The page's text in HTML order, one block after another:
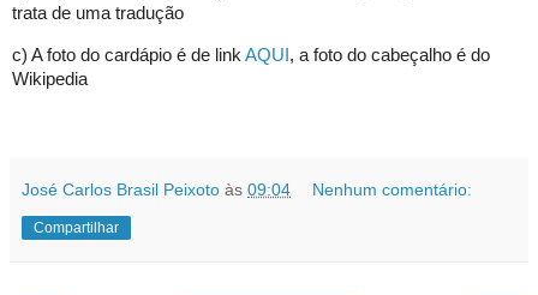
trata de uma tradução
c) A foto do cardápio é de linkAQUI , a foto do cabeçalho é do
Wikipedia
José Carlos Brasil Peixoto às 09:04 Nenhum comentário:
Compartilhar